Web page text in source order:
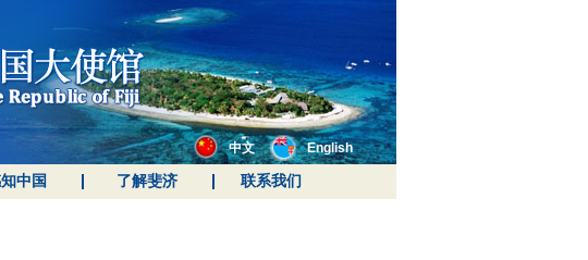
中文 English
中国 了解斐济 联系我们